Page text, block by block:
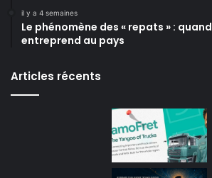
il y a 4 semaines
Le phénomène des « repats » :
entreprend au pays
Articles récents